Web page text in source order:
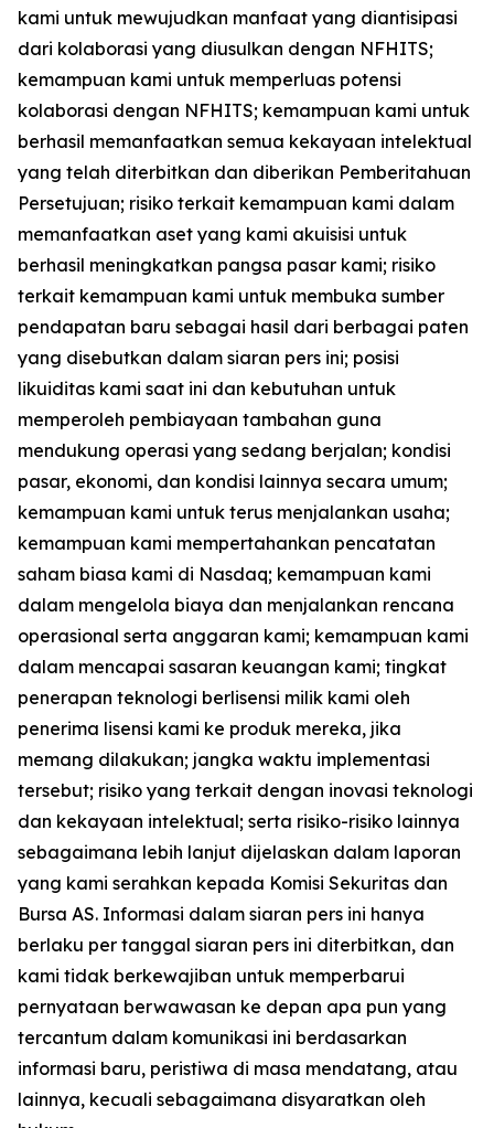
kami untuk mewujudkan manfaat yang diantisipasi
dari kolaborasi yang diusulkan dengan NFHITS;
kemampuan kami untuk memperluas potensi
kolaborasi dengan NFHITS; kemampuan kami untuk
berhasil memanfaatkan semua kekayaan intelektual
yang telah diterbitkan dan diberikan Pemberitahuan
Persetujuan; risiko terkait kemampuan kami dalam
memanfaatkan aset yang kami akuisisi untuk
berhasil meningkatkan pangsa pasar kami; risiko
terkait kemampuan kami untuk membuka sumber
pendapatan baru sebagai hasil dari berbagai paten
yang disebutkan dalam siaran pers ini; posisi
likuiditas kami saat ini dan kebutuhan untuk
memperoleh pembiayaan tambahan guna
mendukung operasi yang sedang berjalan; kondisi
pasar, ekonomi, dan kondisi lainnya secara umum;
kemampuan kami untuk terus menjalankan usaha;
kemampuan kami mempertahankan pencatatan
saham biasa kami di Nasdaq; kemampuan kami
dalam mengelola biaya dan menjalankan rencana
operasional serta anggaran kami; kemampuan kami
dalam mencapai sasaran keuangan kami; tingkat
penerapan teknologi berlisensi milik kami oleh
penerima lisensi kami ke produk mereka, jika
memang dilakukan; jangka waktu implementasi
tersebut; risiko yang terkait dengan inovasi teknologi
dan kekayaan intelektual; serta risiko-risiko lainnya
sebagaimana lebih lanjut dijelaskan dalam laporan
yang kami serahkan kepada Komisi Sekuritas dan
Bursa AS. Informasi dalam siaran pers ini hanya
berlaku per tanggal siaran pers ini diterbitkan, dan
kami tidak berkewajiban untuk memperbarui
pernyataan berwawasan ke depan apa pun yang
tercantum dalam komunikasi ini berdasarkan
informasi baru, peristiwa di masa mendatang, atau
lainnya, kecuali sebagaimana disyaratkan oleh